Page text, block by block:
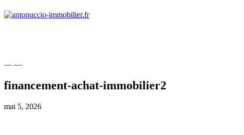
— —
financement-achat-immobilier2
mai 5, 2026